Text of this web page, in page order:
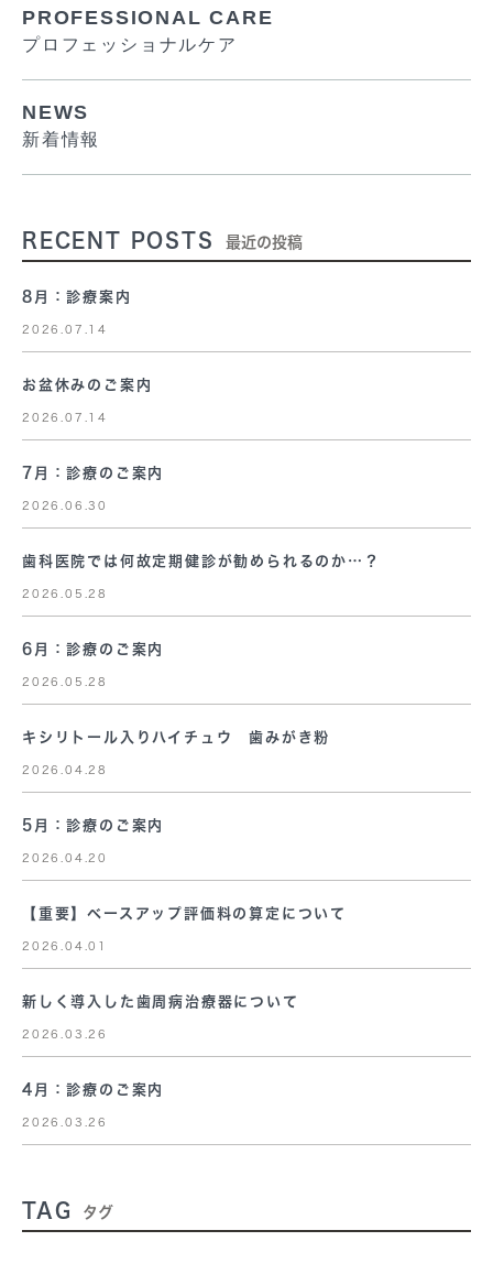
PROFESSIONAL CARE
プロフェッショナルケア
NEWS
新着情報
RECENT POSTS 最近の投稿
8月：診療案内
2026.07.14
お盆休みのご案内
2026.07.14
7月：診療のご案内
2026.06.30
歯科医院では何故定期健診が勧められるのか…？
2026.05.28
6月：診療のご案内
2026.05.28
キシリトール入りハイチュウ 歯みがき粉
2026.04.28
5月：診療のご案内
2026.04.20
【重要】ベースアップ評価料の算定について
2026.04.01
新しく導入した歯周病治療器について
2026.03.26
4月：診療のご案内
2026.03.26
TAG タグ